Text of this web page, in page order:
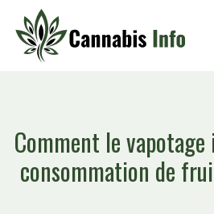
Comment le
consommation de